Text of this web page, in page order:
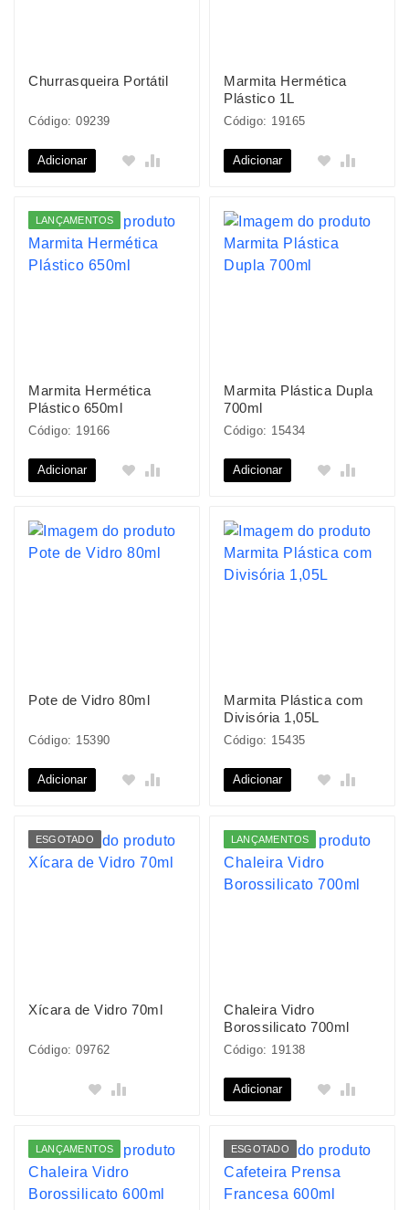
Churrasqueira Portátil
Código: 09239
Adicionar
Marmita Hermética
Plástico 1L
Código: 19165
Adicionar
LANÇAMENTOS
Marmita Hermética
Plástico 650ml
Código: 19166
Adicionar
Marmita Plástica Dupla
700ml
Código: 15434
Adicionar
Pote de Vidro 80ml
Código: 15390
Adicionar
Marmita Plástica com
Divisória 1,05L
Código: 15435
Adicionar
ESGOTADO
Xícara de Vidro 70ml
Código: 09762
LANÇAMENTOS
Chaleira Vidro
Borossilicato 700ml
Código: 19138
Adicionar
LANÇAMENTOS ESGOTADO